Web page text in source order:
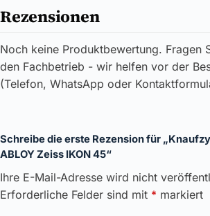
Rezensionen
Noch keine Produktbewertung. Fragen
den Fachbetrieb - wir helfen vor der
(Telefon, WhatsApp oder
Schreibe die erste Rezension für
ABLOY Zeiss IKON 45“
Ihre E-Mail-Adresse wird nicht
Erforderliche Felder sind mit * markiert